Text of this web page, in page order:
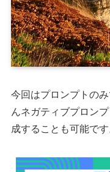
今回はプロンプトの
んネガティブプロン
成することも可能です